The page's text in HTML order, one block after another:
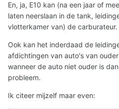
En, ja, E10 kan (na een jaar of
laten neerslaan in de tank,
vlotterkamer van) de carburateur.
Ook kan het inderdaad de
afdichtingen van auto's van
wanneer de auto niet ouder is
probleem.
Ik citeer mijzelf maar even: